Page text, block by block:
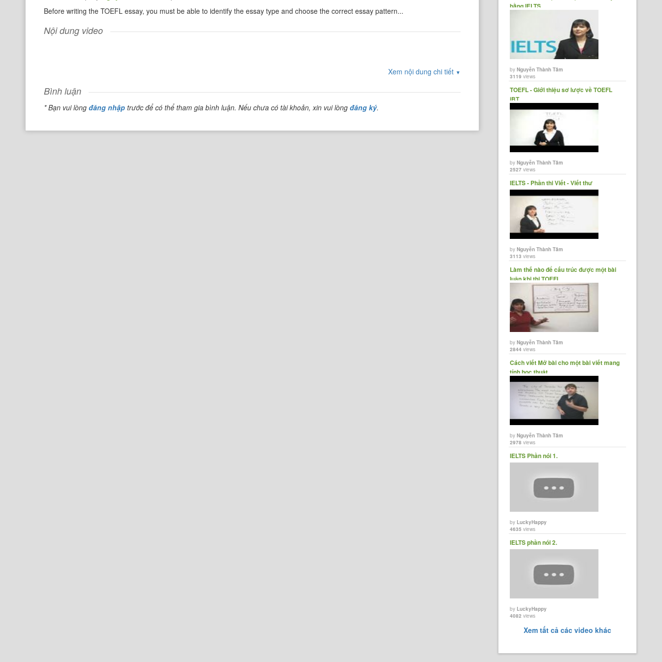
Before writing the TOEFL essay, you must be able to identify the essay type and choose the correct essay pattern...
Nội dung video
Xem nội dung chi tiết ▼
Bình luận
* Bạn vui lòngđăng nhập trước để có thể tham gia bình luận. Nếu chưa có tài khoản, xin vui lòngđăng ký.
bằng IELTS
byNguyễn Thành Tâm
3119 views
TOEFL - Giới thiệu sơ lược về TOEFL
iBT
byNguyễn Thành Tâm
2527 views
IELTS - Phần thi Viết - Viết thư
byNguyễn Thành Tâm
3113 views
Làm thế nào để cấu trúc được một bài
luận khi thi TOEFL
byNguyễn Thành Tâm
2844 views
Cách viết Mở bài cho một bài viết mang
tính học thuật.
byNguyễn Thành Tâm
2978 views
IELTS Phần nói 1.
by LuckyHappy
4635 views
IELTS phần nói 2.
by LuckyHappy
4082 views
Xem tất cả các video khác